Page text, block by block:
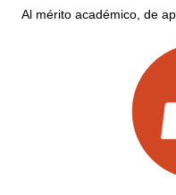
Al mérito académico, de